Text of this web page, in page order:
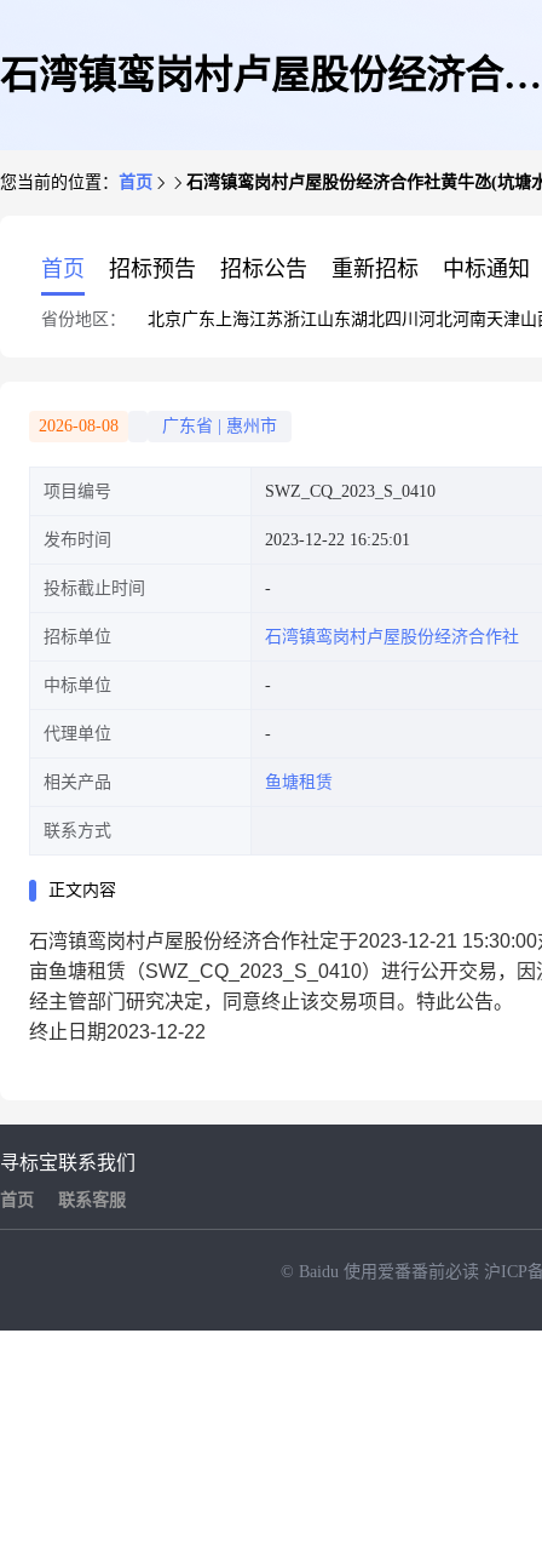
石湾镇鸾岗村卢屋股份经济合作
止公告
您当前的位置： 首页 石湾镇鸾岗村卢屋股份经济合作社黄牛氹(坑塘
首页 招标预告 招标公告 重新招标 中标通知
省份地区： 北京广东 上海江苏浙江山东湖北四川 河北河南天津山
2026-08-08 广东省 惠州市
项目编号 SWZ_CQ_2023_S_0410
发布时间 2023-12-22 16:25:01
投标截止时间
招标单位 石湾镇鸾岗村卢屋股份经济合作社
中标单位
代理单位
相关产品 鱼塘租赁
联系方式
正文内容
石湾镇鸾岗村卢屋股份经济合作社定于2023-12-21
亩鱼塘租赁（SWZ_CQ_2023_S_0410）进行公开交易，因
经主管部门研究决定，同意终止该交易项目。特此公告。
终止日期2023-12-22
寻标宝
首页
联系我们
联系客服
© Baidu 使用爱番番前必读 沪ICP